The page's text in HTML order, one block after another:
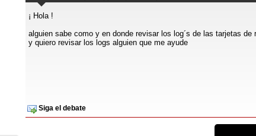
¡ Hola !
alguien sabe como y en donde revisar los log´s de las tarjetas
y quiero revisar los logs alguien que me ayude
Siga el debate